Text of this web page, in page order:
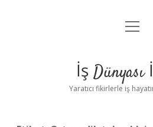
Anasayfa
Yasal
menüyü
İş Dünyası
Yaratıcı fikirlerle iş